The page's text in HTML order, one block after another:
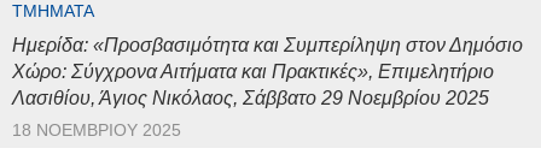
ΤΜΉΜΑΤΑ
Ημερίδα: «Προσβασιμότητα και Συμπερίληψη στον Δημόσιο
Χώρο: Σύγχρονα Αιτήματα και Πρακτικές», Επιμελητήριο
Λασιθίου, Άγιος Νικόλαος, Σάββατο 29 Νοεμβρίου 2025
18 ΝΟΕΜΒΡΊΟΥ 2025